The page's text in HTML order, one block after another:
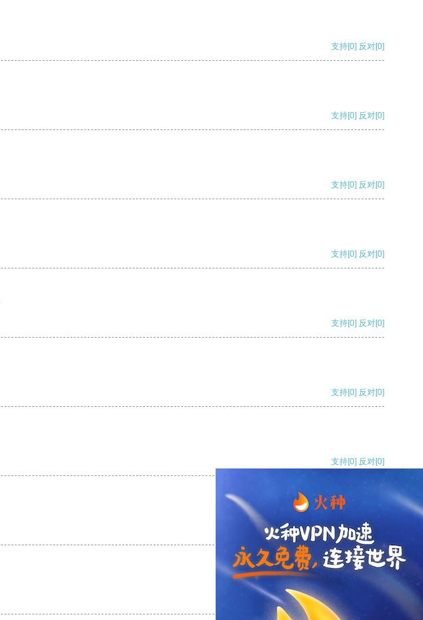
支持[0] 反对[0]
支持[0] 反对[0]
支持[0] 反对[0]
支持[0] 反对[0]
支持[0] 反对[0]
支持[0] 反对[0]
支持[0] 反对[0]
支持[0] 反对
支持